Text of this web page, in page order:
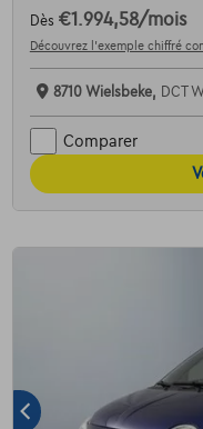
Dès €1.994,58/mois
Découvrez l’exemple chiffré
8710 Wielsbeke, DCT
Comparer